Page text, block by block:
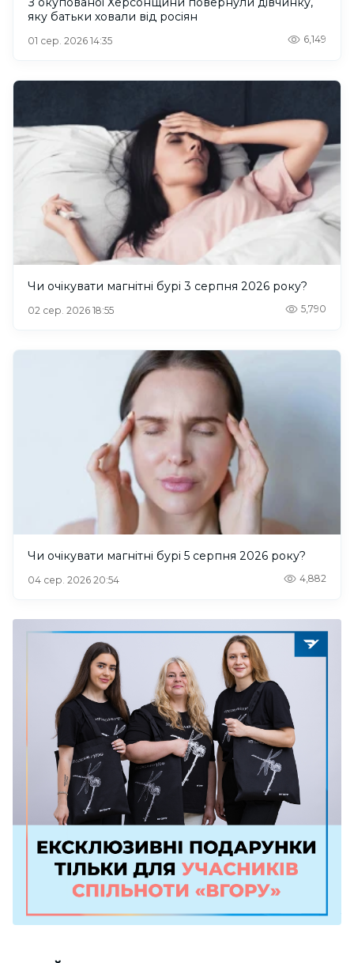
яку батьки ховали від росіян
01 сер. 2026 14:35 6,149
Чи очікувати магнітні бурі 3 серпня 2026 року?
02 сер. 2026 18:55 5,790
Чи очікувати магнітні бурі 5 серпня 2026 року?
04 сер. 2026 20:54 4,882